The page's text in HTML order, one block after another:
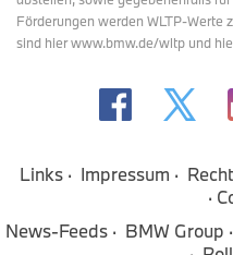
Förderungen werden WLTP-Werte
sind hier www.bmw.de/wltp und
Links Impressum
News-Feeds
BMW Group